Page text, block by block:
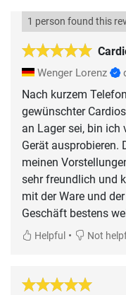
1 person found this
Wenger Lorenz
Nach kurzem
gewünschter
an Lager sei, bin ich
Gerät ausprobieren.
meinen
sehr freundlich und
mit der Ware und
Geschäft bestens
Helpful • Not